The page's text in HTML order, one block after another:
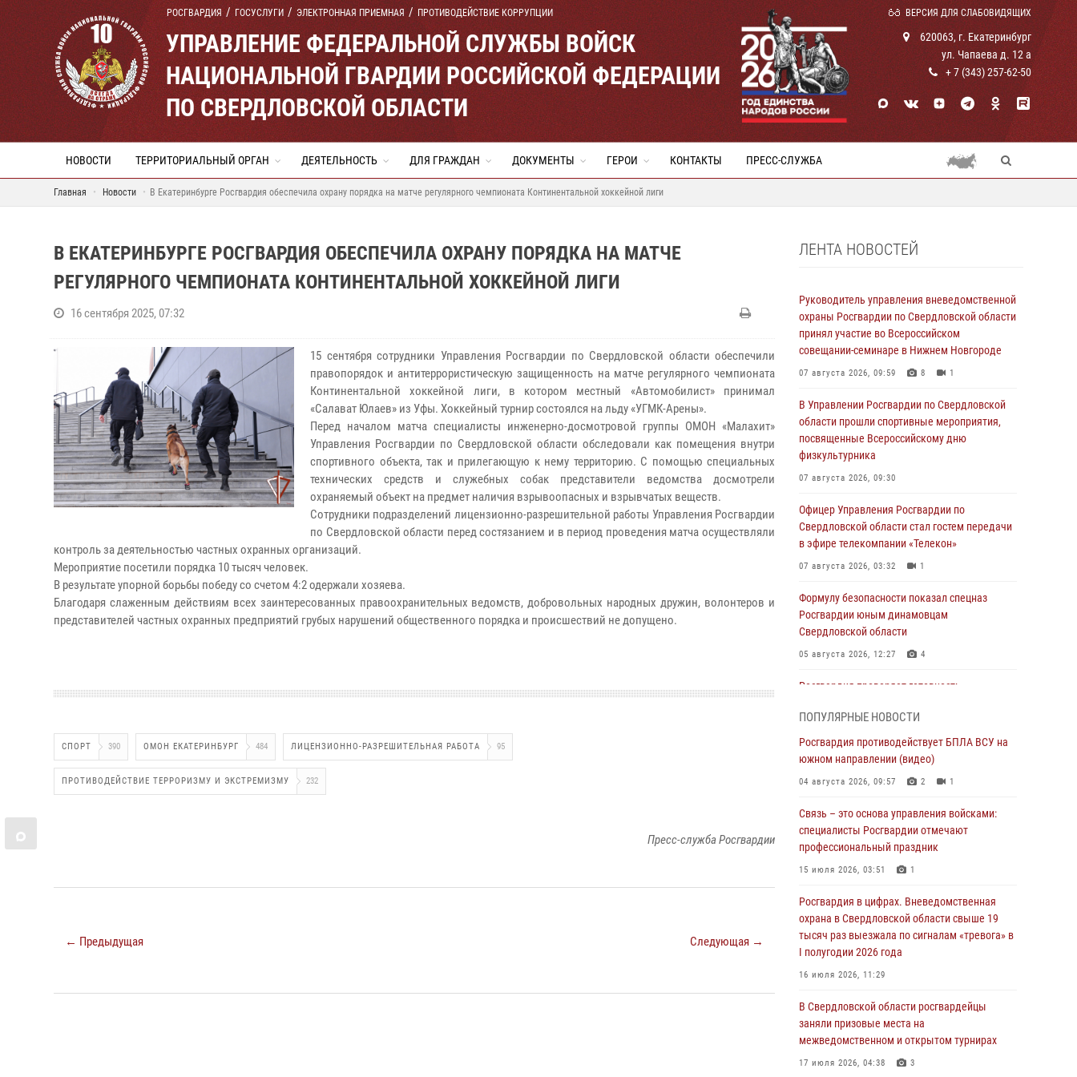
РОСГВАРДИЯ ГОСУСЛУГИ ЭЛЕКТРОННАЯ ПРИЕМНАЯ ПРОТИВОДЕЙСТВИЕ КОРРУПЦИИ ВЕРСИЯ ДЛЯ СЛАБОВИДЯЩИХ
УПРАВЛЕНИЕ ФЕДЕРАЛЬНОЙ СЛУЖБЫ ВОЙСК
НАЦИОНАЛЬНОЙ ГВАРДИИ РОССИЙСКОЙ ФЕДЕРАЦИИ
ПО СВЕРДЛОВСКОЙ ОБЛАСТИ
620063, г. Екатеринбург
ул. Чапаева д. 12 а
+ 7 (343) 257-62-50
НОВОСТИ ТЕРРИТОРИАЛЬНЫЙ ОРГАН ДЕЯТЕЛЬНОСТЬ ДЛЯ ГРАЖДАН ДОКУМЕНТЫ ГЕРОИ КОНТАКТЫ ПРЕСС-СЛУЖБА
Главная Новости В Екатеринбурге Росгвардия обеспечила охрану порядка на матче регулярного чемпионата Континентальной хоккейной лиги
В ЕКАТЕРИНБУРГЕ РОСГВАРДИЯ ОБЕСПЕЧИЛА ОХРАНУ ПОРЯДКА НА МАТЧЕ
РЕГУЛЯРНОГО ЧЕМПИОНАТА КОНТИНЕНТАЛЬНОЙ ХОККЕЙНОЙ ЛИГИ
16 сентября 2025, 07:32
15 сентября сотрудники Управления Росгвардии по Свердловской области обеспечили
правопорядок и антитеррористическую защищенность на матче регулярного чемпионата
Континентальной хоккейной лиги, в котором местный «Автомобилист» принимал
«Салават Юлаев» из Уфы. Хоккейный турнир состоялся на льду «УГМК-Арены».
Перед началом матча специалисты инженерно-досмотровой группы ОМОН «Малахит»
Управления Росгвардии по Свердловской области обследовали как помещения внутри
спортивного объекта, так и прилегающую к нему территорию. С помощью специальных
технических средств и служебных собак представители ведомства досмотрели
охраняемый объект на предмет наличия взрывоопасных и взрывчатых веществ.
Сотрудники подразделений лицензионно-разрешительной работы Управления Росгвардии
по Свердловской области перед состязанием и в период проведения матча осуществляли
контроль за деятельностью частных охранных организаций.
Мероприятие посетили порядка 10 тысяч человек.
В результате упорной борьбы победу со счетом 4:2 одержали хозяева.
Благодаря слаженным действиям всех заинтересованных правоохранительных ведомств, добровольных народных дружин, волонтеров и
представителей частных охранных предприятий грубых нарушений общественного порядка и происшествий не допущено.
СПОРТ 390 ОМОН ЕКАТЕРИНБУРГ 484 ЛИЦЕНЗИОННО-РАЗРЕШИТЕЛЬНАЯ РАБОТА 95
ПРОТИВОДЕЙСТВИЕ ТЕРРОРИЗМУ И ЭКСТРЕМИЗМУ 232
Пресс-служба Росгвардии
← Предыдущая Следующая →
ЛЕНТА НОВОСТЕЙ
Руководитель управления вневедомственной
охраны Росгвардии по Свердловской области
принял участие во Всероссийском
совещании-семинаре в Нижнем Новгороде
07 августа 2026, 09:59 8 1
В Управлении Росгвардии по Свердловской
области прошли спортивные мероприятия,
посвященные Всероссийскому дню
физкультурника
07 августа 2026, 09:30
Офицер Управления Росгвардии по
Свердловской области стал гостем передачи
в эфире телекомпании «Телекон»
07 августа 2026, 03:32 1
Формулу безопасности показал спецназ
Росгвардии юным динамовцам
Свердловской области
05 августа 2026, 12:27 4
Росгвардия проверяет готовность
учебному году
05 августа 2026, 05:44 10
Росгвардия противодействует БПЛА ВСУ на
04 августа 2026, 09:57 2 1
Росгвардия приняла участие в обеспечении
безопасности Дня города в Екатеринбурге
Росгвардия приняла участие в
межведомственном антитеррористическом
учении в Свердловской области
31 июля 2026, 12:27
Росгвардия обеспечивает безопасность
граждан на южном направлении
31 июля 2026, 06:56 1
ПОПУЛЯРНЫЕ НОВОСТИ
Росгвардия противодействует БПЛА ВСУ на
южном направлении (видео)
04 августа 2026, 09:57 2 1
Связь – это основа управления войсками:
специалисты Росгвардии отмечают
профессиональный праздник
15 июля 2026, 03:51 1
Росгвардия в цифрах. Вневедомственная
охрана в Свердловской области свыше 19
тысяч раз выезжала по сигналам «тревога» в
I полугодии 2026 года
16 июля 2026, 11:29
В Свердловской области росгвардейцы
заняли призовые места на
межведомственном и открытом турнирах
17 июля 2026, 04:38 3